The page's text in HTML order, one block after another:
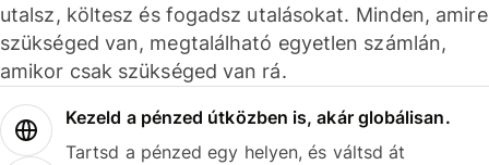
utalsz, költesz és fogadsz utalásokat. Minden, amire
szükséged van, megtalálható egyetlen számlán,
amikor csak szükséged van rá.
Kezeld a pénzed útközben is, akár globálisan.
Tartsd a pénzed egy helyen, és váltsd át